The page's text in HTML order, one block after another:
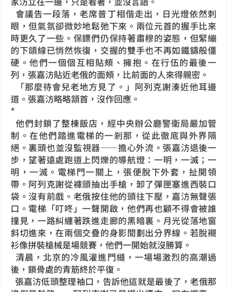
會議告一段落，老席普丁相偕走出，日光燈依然刺
眼，但氣氛卻微妙地鬆弛下來。兩位元首的握手比來
時更久了一些。保鏢們仍保持著肅穆的姿態，但緊繃
的下頜線已悄然恢復，交握的雙手也不再如鐵鑄般僵
硬。他們一個個互相貼頰、擁抱。在行伍的最後一
列，張嘉汸貼近老俄的面頰，比前面的人來得親密。
「那麼待會兒老地方見了。」阿列克謝湊近他耳邊
道。張嘉汸略略頷首，沒作回應。
*
他們封鎖了整棟飯店，經中央辦公廳警衛局嚴加管
制。在他們踏進電梯的一剎那，從此徹底與外界隔
絕。裏頭也並沒監視器——擔心外流。張嘉汸退後一
步，望著遠處跑道上閃爍的導航燈：一明，一滅；一
明，一滅。電梯門一關上，張便脫下外套，扯開領
帶。阿列克謝從褲頭抽出手槍，卸了彈匣塞進西裝口
袋。沒有前戲。老俄按住他的頭往下壓，嘉汸無聲張
口。電梯「叮咚」一聲開啟，他們再也顧不得會被誰
撞見，一路糾纏著跌進走廊的黑暗裏。月光從落地窗
斜切進來，在兩個交疊的身影間劃出分界線。若脫襯
衫像拼裝槍械是場競賽，他們一開始就沒勝算。
清晨，北京的冷風灌進門縫，一場場激烈的高潮過
後，鎖骨處的青筋終於平復。
張嘉汸低頭整理袖口，告訴他這就是最後了，老俄那